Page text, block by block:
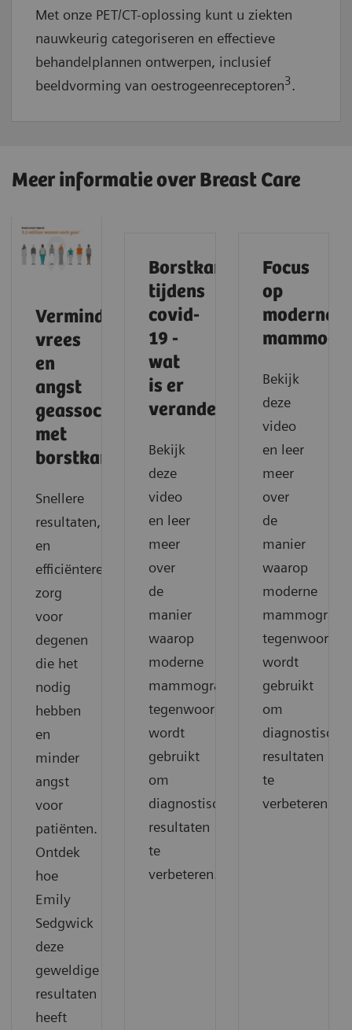
Met onze PET/CT-oplossing kunt u ziekten
nauwkeurig categoriseren en effectieve
behandelplannen ontwerpen, inclusief
beeldvorming van oestrogeenreceptoren3.
Meer informatie over Breast Care
Verminder
vrees
en
angst
geassocieerd
met
borstkankerscreening
Snellere
resultaten,
en
efficiëntere
zorg
voor
degenen
die het
nodig
hebben
en
minder
angst
voor
patiënten.
Ontdek
hoe
Emily
Sedgwick
deze
geweldige
resultaten
heeft
Borstkankerscreening
tijdens
covid-
19 -
wat
is er
veranderd?
Bekijk
deze
video
en leer
meer
over
de
manier
waarop
moderne
mammografie
tegenwoordig
wordt
gebruikt
om
diagnostische
resultaten
te
verbeteren.
Focus
op
moderne
Bekijk
deze
video
en leer
meer
over
de
manier
waarop
moderne
mammografie
tegenwoordig
wordt
gebruikt
om
diagnostische
resultaten
te
verbeteren.